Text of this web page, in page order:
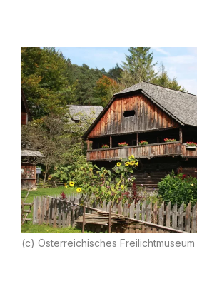
(c) Österreichisches